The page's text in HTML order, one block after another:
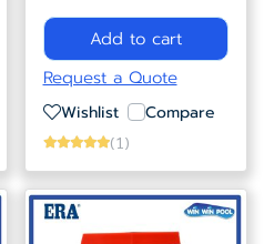
Add to cart
Request a Quote
Wishlist Compare
(1)